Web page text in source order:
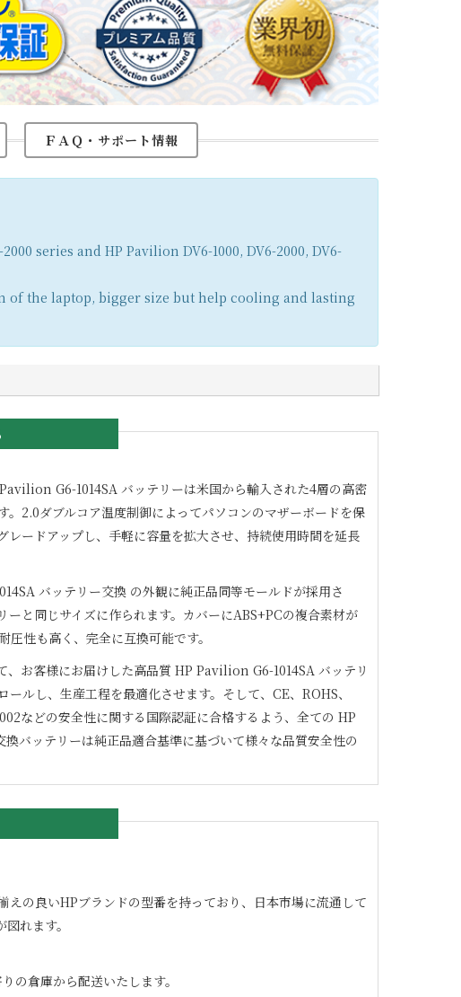
ＦＡＱ・サポート情報
series and HP Pavilion DV6-1000, DV6-2000, DV6-
of the laptop, bigger size but help cooling and lasting
G6-1014SA バッテリーは米国から輸入された4層の高密
。2.0ダブルコア温度制御によってパソコンのマザーボードを保
レードアップし、手軽に容量を拡大させ、持続使用時間を延長
バッテリー交換 の外観に純正品同等モールドが採用さ
ーと同じサイズに作られます。カバーにABS+PCの複合素材が
圧性も高く、完全に互換可能です。
、お客様にお届けした高品質 HP Pavilion G6-1014SA バッテリ
ールし、生産工程を最適化させます。そして、CE、ROHS、
などの安全性に関する国際認証に合格するよう、全ての HP
換バッテリーは純正品適合基準に基づいて様々な品質安全性の
の良いHPブランドの型番を持っており、日本市場に流通して
れます。
の倉庫から配送いたします。